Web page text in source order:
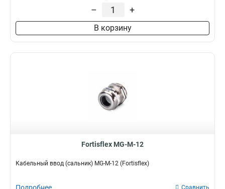
– +
В корзину
Fortisflex MG-M-12
Кабельный ввод (сальник) MG-M-12 (Fortisflex)
Сравнить